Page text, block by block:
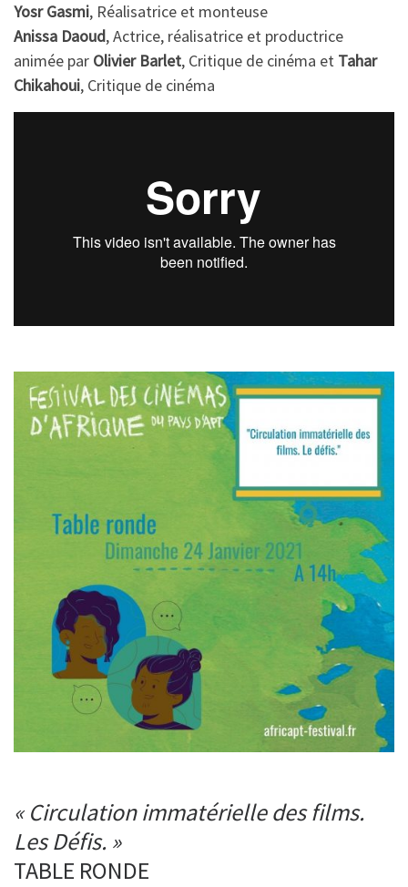
Yosr Gasmi, Réalisatrice et monteuse
Anissa Daoud, Actrice, réalisatrice et productrice
animée par Olivier Barlet, Critique de cinéma et Tahar
Chikahoui, Critique de cinéma
« Circulation immatérielle des films.
Les Défis. »
TABLE RONDE